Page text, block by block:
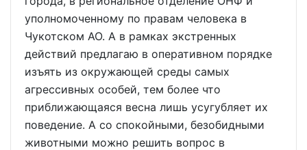
уполномоченному по правам человека в
Чукотском АО. А в рамках экстренных
действий предлагаю в оперативном порядке
изъять из окружающей среды самых
агрессивных особей, тем более что
приближающаяся весна лишь усугубляет их
поведение. А со спокойными, безобидными
животными можно решить вопрос в